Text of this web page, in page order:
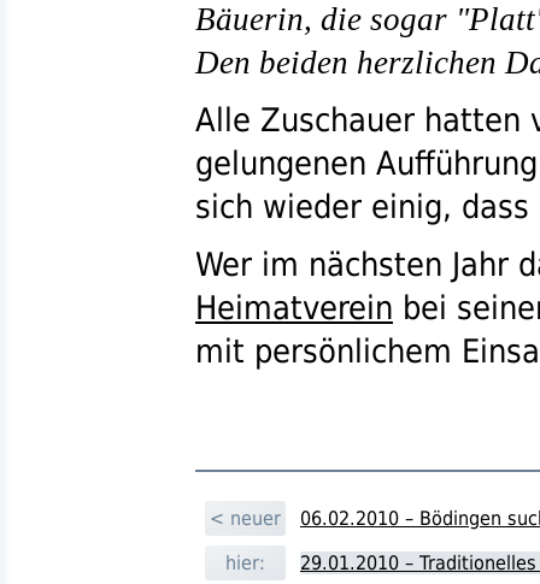
Bäuerin, die sogar
Den beiden herzlichen
Alle Zuschauer hatten
gelungenen
sich wieder einig,
Wer im nächsten Jahr
Heimatverein bei
mit persönlichem
< neuer
06.02.2010 – Bödingen
hier:
29.01.2010 –